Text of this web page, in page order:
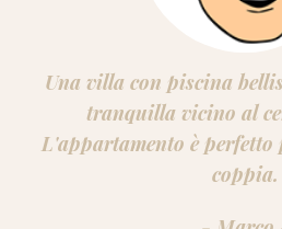
Posizione fantastica per
le Cinque Terre, e la parte
Appartamenti